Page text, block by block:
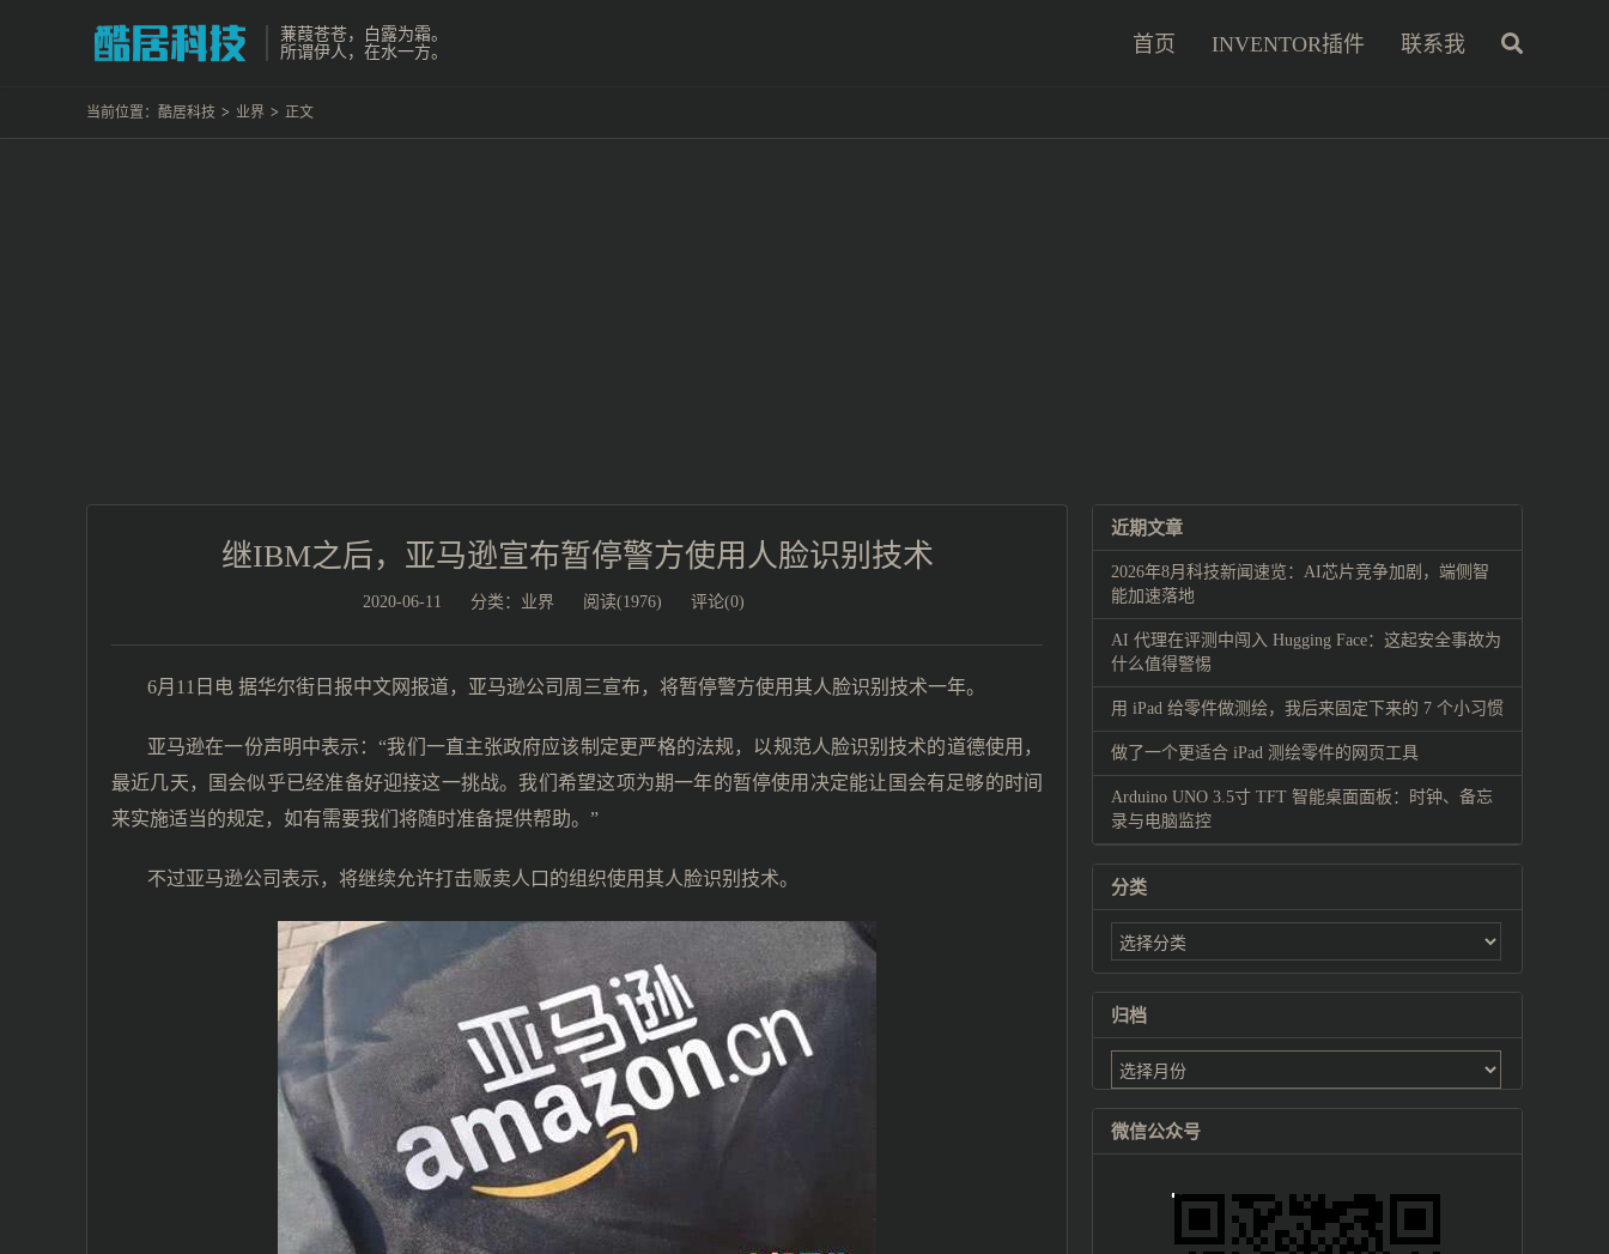
蒹葭苍苍，白露为霜。
所谓伊人，在水一方。
首页 INVENTOR插件 联系我
当前位置： 酷居科技 > 业界 > 正文
继IBM之后，亚马逊宣布暂停警方使用人脸识别技术
2020-06-11 分类： 业界 阅读(1976) 评论(0)
6月11日电 据华尔街日报中文网报道，亚马逊公司周三宣布，将暂停警方使用其人脸识别技术一年。
亚马逊在一份声明中表示：“我们一直主张政府应该制定更严格的法规，以规范人脸识别技术的道德使用，
最近几天，国会似乎已经准备好迎接这一挑战。我们希望这项为期一年的暂停使用决定能让国会有足够的时间
来实施适当的规定，如有需要我们将随时准备提供帮助。”
不过亚马逊公司表示，将继续允许打击贩卖人口的组织使用其人脸识别技术。
近期文章
2026年8月科技新闻速览：AI芯片竞争加剧，端侧智
能加速落地
AI 代理在评测中闯入 Hugging Face：这起安全事故为
什么值得警惕
用 iPad 给零件做测绘，我后来固定下来的 7 个小习惯
做了一个更适合 iPad 测绘零件的网页工具
Arduino UNO 3.5寸 TFT 智能桌面面板：时钟、备忘
录与电脑监控
分类
归档
微信公众号